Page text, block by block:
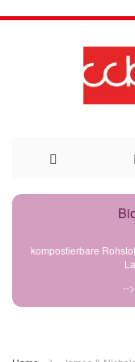
Direkt
kompostierbare
--